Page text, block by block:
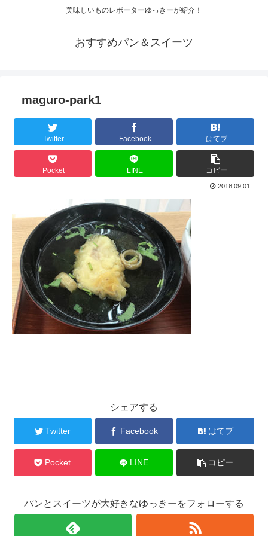
美味しいものレポーターゆっきーが紹介！
おすすめパン＆スイーツ
maguro-park1
Twitter Facebook はてブ
Pocket LINE コピー
2018.09.01
シェアする
Twitter Facebook はてブ
Pocket LINE コピー
パンとスイーツが大好きなゆっきーをフォローする